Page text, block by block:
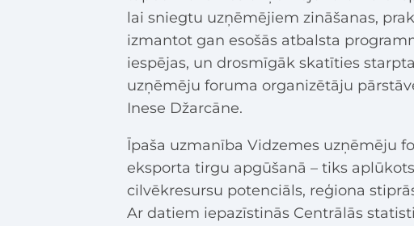
lai sniegtu uzņēmējiem zināšanas,
izmantot gan esošās atbalsta
iespējas, un drosmīgāk skatīties
uzņēmēju foruma organizētāju
Inese Džarcāne.
Īpaša uzmanība Vidzemes uzņēmēju
eksporta tirgu apgūšanā – tiks
cilvēkresursu potenciāls, reģiona
Ar datiem iepazīstinās Centrālās